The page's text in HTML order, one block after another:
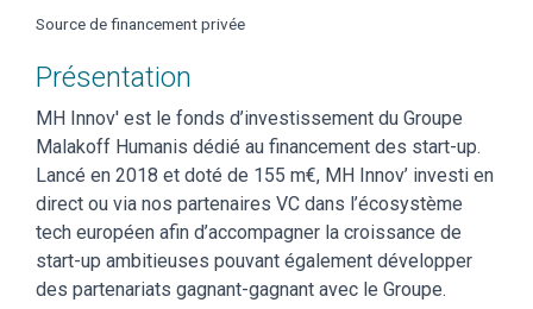
Source de financement privée
Présentation
MH Innov' est le fonds d’investissement du Groupe
Malakoff Humanis dédié au financement des start-up.
Lancé en 2018 et doté de 155 m€, MH Innov’ investi en
direct ou via nos partenaires VC dans l’écosystème
tech européen afin d’accompagner la croissance de
start-up ambitieuses pouvant également développer
des partenariats gagnant-gagnant avec le Groupe.